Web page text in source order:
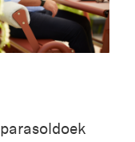
parasoldoek